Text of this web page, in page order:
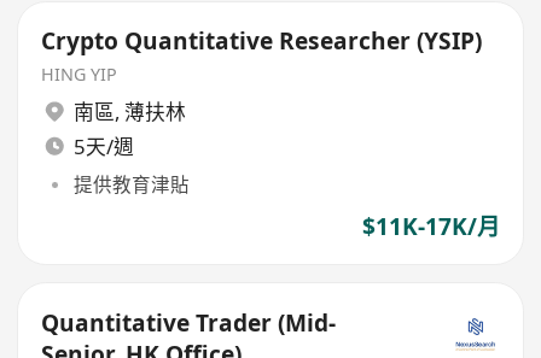
Crypto Quantitative Researcher (YSIP)
HING YIP
南區, 薄扶林
5天/週
提供教育津貼
$11K-17K/月
Quantitative Trader (Mid-